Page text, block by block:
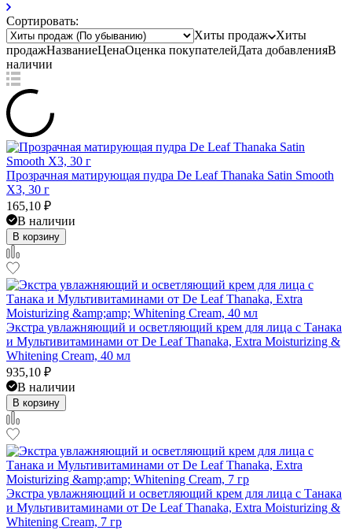
Сортировать:
Хиты продаж
Хиты
продажНазваниеЦенаОценка покупателейДата добавленияВ
наличии
Прозрачная матирующая пудра De Leaf Thanaka Satin Smooth
X3, 30 г
165,10 ₽
В наличии
В корзину
Экстра увлажняющий и осветляющий крем для лица с Танака
и Мультивитаминами от De Leaf Thanaka, Extra Moisturizing &
Whitening Cream, 40 мл
935,10 ₽
В наличии
В корзину
Экстра увлажняющий и осветляющий крем для лица с Танака
и Мультивитаминами от De Leaf Thanaka, Extra Moisturizing &
Whitening Cream, 7 гр